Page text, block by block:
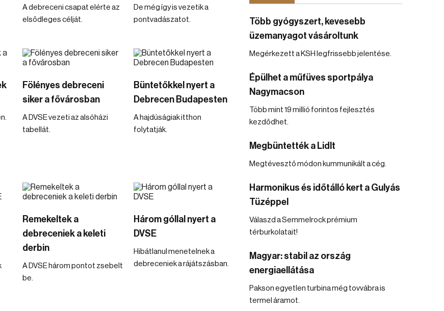
A debreceni csapat elérte az
elsődleges célját.
De még így is vezetik a
pontvadászatot.
Fölényes debreceni
siker a fővárosban
A DVSE vezeti az alsóházi
tabellát.
Büntetőkkel nyert a
Debrecen Budapesten
A hajdúságiak itthon
folytatják.
Remekeltek a
debreceniek a keleti
derbin
A DVSE három pontot zsebelt
be.
Három góllal nyert a
DVSE
Hibátlanul menetelnek a
debreceniek a rájátszásban.
Több gyógyszert, kevesebb
üzemanyagot vásároltunk
Megérkezett a KSH legfrissebb jelentése.
Épülhet a műfüves sportpálya
Nagymacson
Több mint 19 millió forintos fejlesztés
kezdődhet.
Megbüntették a Lidlt
Megtévesztő módon kummunikált a cég.
Harmonikus és időtálló kert a Gulyás
Tüzéppel
Válaszd a Semmelrock prémium
térburkolatait!
Magyar: stabil az ország
energiaellátása
Pakson egyetlen turbina még tovvábra is
termel áramot.